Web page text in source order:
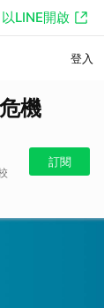
以LINE開啟
登入
機
訂閱